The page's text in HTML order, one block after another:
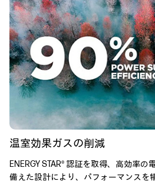
温室効果ガスの削減
ENERGY STAR® 認証を取得、高効率
備えた設計により、パフォーマンスを